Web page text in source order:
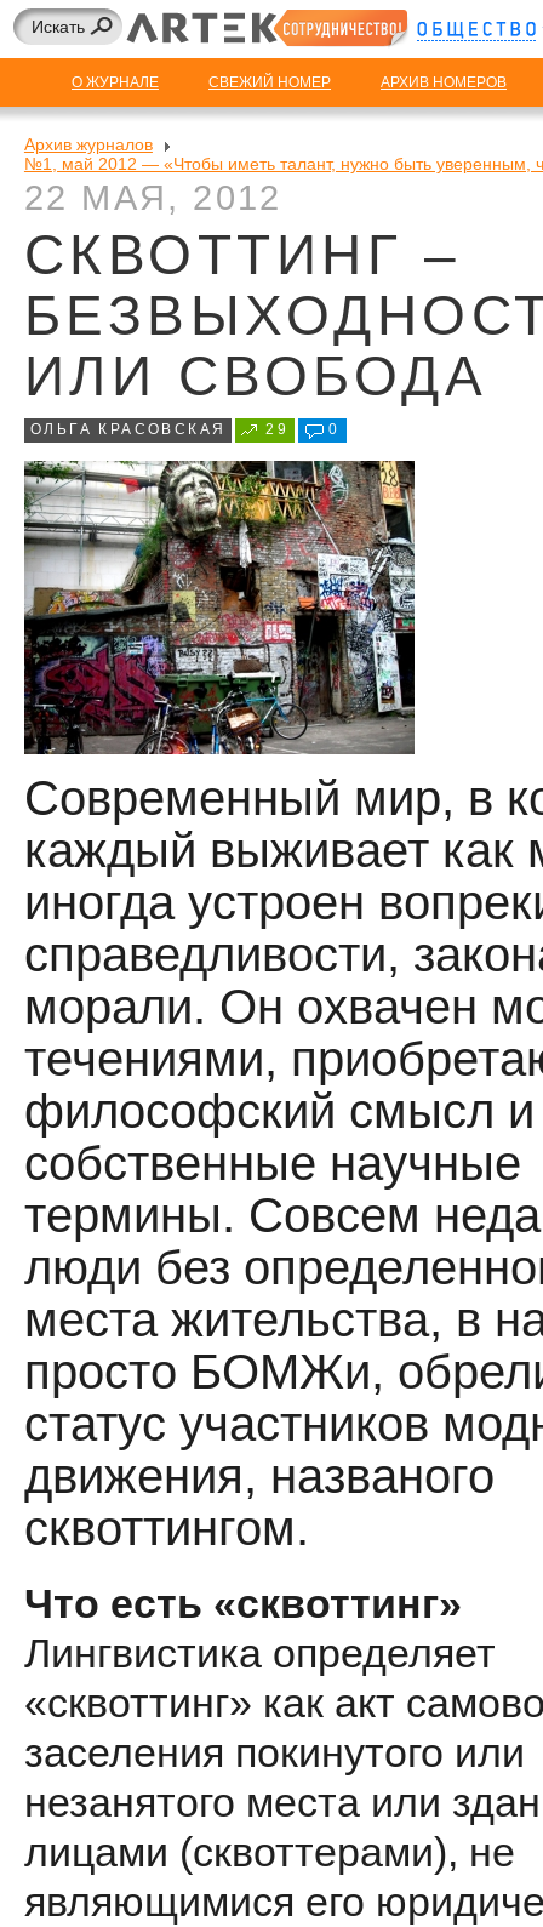
О ЖУРНАЛЕ СВЕЖИЙ НОМЕР АРХИВ НОМЕРОВ
Архив журналов
№1, май 2012 — «Чтобы иметь талант, нужно быть уверенным,
22 МАЯ, 2012
СКВОТТИНГ –
ИЛИ СВОБОДА
ОЛЬГА КРАСОВСКАЯ 29 0
Современный мир, в
каждый выживает как
иногда устроен
справедливости,
морали. Он охвачен
течениями,
философский смысл и
собственные научные
термины. Совсем
люди без
места жительства, в
просто БОМЖи,
статус участников
движения, названого
сквоттингом.
Что есть «сквоттинг»
Лингвистика определяет
«сквоттинг» как акт
заселения покинутого или
незанятого места или
лицами (сквоттерами), не
являющимися его